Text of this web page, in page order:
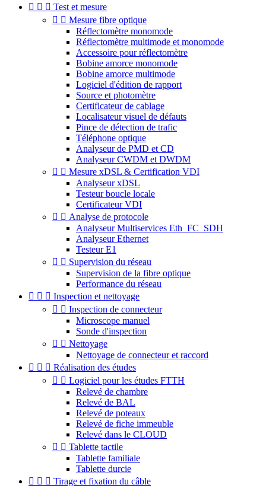
   Test et mesure
  Mesure fibre optique
Réflectomètre monomode
Réflectomètre multimode et monomode
Accessoire pour réflectomètre
Bobine amorce monomode
Bobine amorce multimode
Logiciel d'édition de rapport
Source et photomètre
Certificateur de cablage
Localisateur visuel de défauts
Pince de détection de trafic
Téléphone optique
Analyseur de PMD et CD
Analyseur CWDM et DWDM
  Mesure xDSL & Certification VDI
Analyseur xDSL
Testeur boucle locale
Certificateur VDI
  Analyse de protocole
Analyseur Multiservices Eth_FC_SDH
Analyseur Ethernet
Testeur E1
  Supervision du réseau
Supervision de la fibre optique
Performance du réseau
   Inspection et nettoyage
  Inspection de connecteur
Microscope manuel
Sonde d'inspection
  Nettoyage
Nettoyage de connecteur et raccord
   Réalisation des études
  Logiciel pour les études FTTH
Relevé de chambre
Relevé de BAL
Relevé de poteaux
Relevé de fiche immeuble
Relevé dans le CLOUD
  Tablette tactile
Tablette familiale
Tablette durcie
   Tirage et fixation du câble